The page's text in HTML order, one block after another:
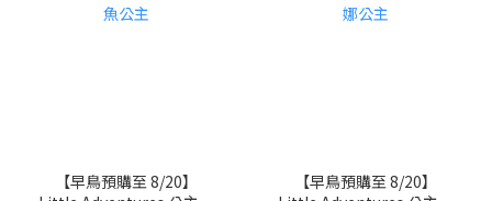
【早鳥預購至 8/20】
【早鳥預購至 8/20】